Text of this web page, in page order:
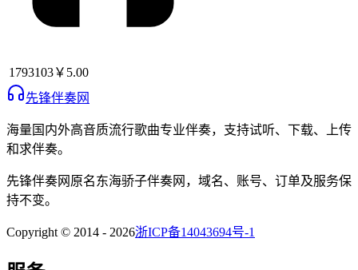
1793103￥5.00
先锋伴奏网
海量国内外高音质流行歌曲专业伴奏，支持试听、下载、上传
和求伴奏。
先锋伴奏网 原名东海骄子伴奏网 ，域名、账号、订单及服务保
持不变。
Copyright © 2014 - 2026浙ICP备14043694号-1